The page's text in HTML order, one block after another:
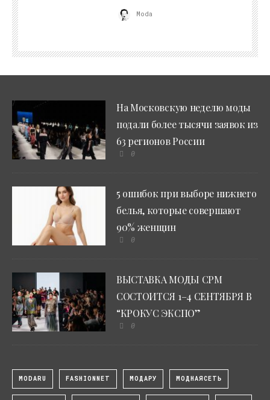
Moda
На Московскую неделю моды
подали более тысячи заявок из
63 регионов России
0
5 ошибок при выборе нижнего
белья, которые совершают
90% женщин
0
ВЫСТАВКА МОДЫ CPM
СОСТОИТСЯ 1–4 СЕНТЯБРЯ В
“КРОКУС ЭКСПО”
0
MODARU FASHIONNET МОДАРУ МОДНАЯСЕТЬ